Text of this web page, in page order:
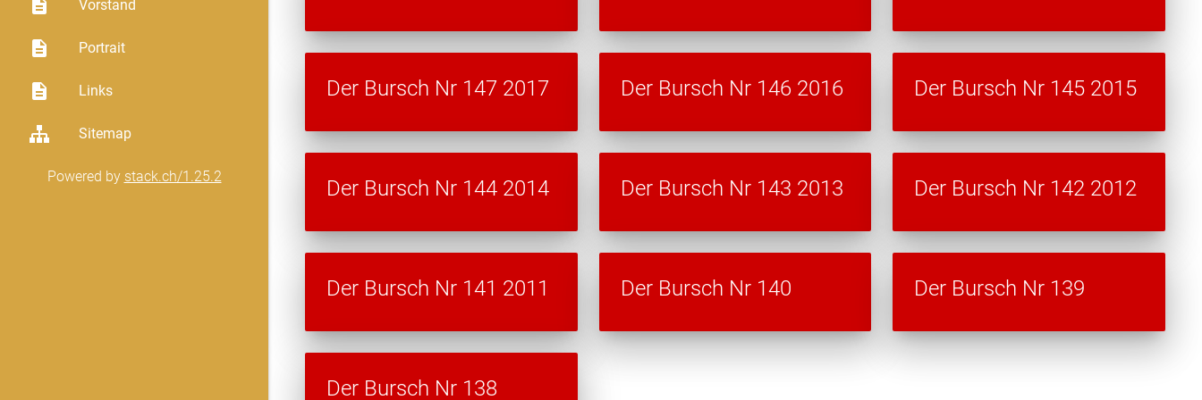
description Vorstand
description Portrait
description Links
Sitemap
Powered by stack.ch/1.25.2
Der Bursch Nr 147 2017 Der Bursch Nr 146 2016 Der Bursch Nr 145 2015
Der Bursch Nr 144 2014 Der Bursch Nr 143 2013 Der Bursch Nr 142 2012
Der Bursch Nr 141 2011 Der Bursch Nr 140 Der Bursch Nr 139
Der Bursch Nr 138